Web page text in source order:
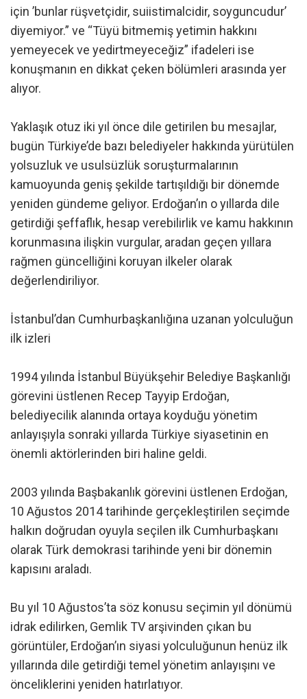
için ’bunlar rüşvetçidir, suiistimalcidir, soyguncudur’
diyemiyor.” ve “Tüyü bitmemiş yetimin hakkını
yemeyecek ve yedirtmeyeceğiz” ifadeleri ise
konuşmanın en dikkat çeken bölümleri arasında yer
alıyor.
Yaklaşık otuz iki yıl önce dile getirilen bu mesajlar,
bugün Türkiye’de bazı belediyeler hakkında yürütülen
yolsuzluk ve usulsüzlük soruşturmalarının
kamuoyunda geniş şekilde tartışıldığı bir dönemde
yeniden gündeme geliyor. Erdoğan’ın o yıllarda dile
getirdiği şeffaflık, hesap verebilirlik ve kamu hakkının
korunmasına ilişkin vurgular, aradan geçen yıllara
rağmen güncelliğini koruyan ilkeler olarak
değerlendiriliyor.
İstanbul’dan Cumhurbaşkanlığına uzanan yolculuğun
ilk izleri
1994 yılında İstanbul Büyükşehir Belediye Başkanlığı
görevini üstlenen Recep Tayyip Erdoğan,
belediyecilik alanında ortaya koyduğu yönetim
anlayışıyla sonraki yıllarda Türkiye siyasetinin en
önemli aktörlerinden biri haline geldi.
2003 yılında Başbakanlık görevini üstlenen Erdoğan,
10 Ağustos 2014 tarihinde gerçekleştirilen seçimde
halkın doğrudan oyuyla seçilen ilk Cumhurbaşkanı
olarak Türk demokrasi tarihinde yeni bir dönemin
kapısını araladı.
Bu yıl 10 Ağustos’ta söz konusu seçimin yıl dönümü
idrak edilirken, Gemlik TV arşivinden çıkan bu
görüntüler, Erdoğan’ın siyasi yolculuğunun henüz ilk
yıllarında dile getirdiği temel yönetim anlayışını ve
önceliklerini yeniden hatırlatıyor.